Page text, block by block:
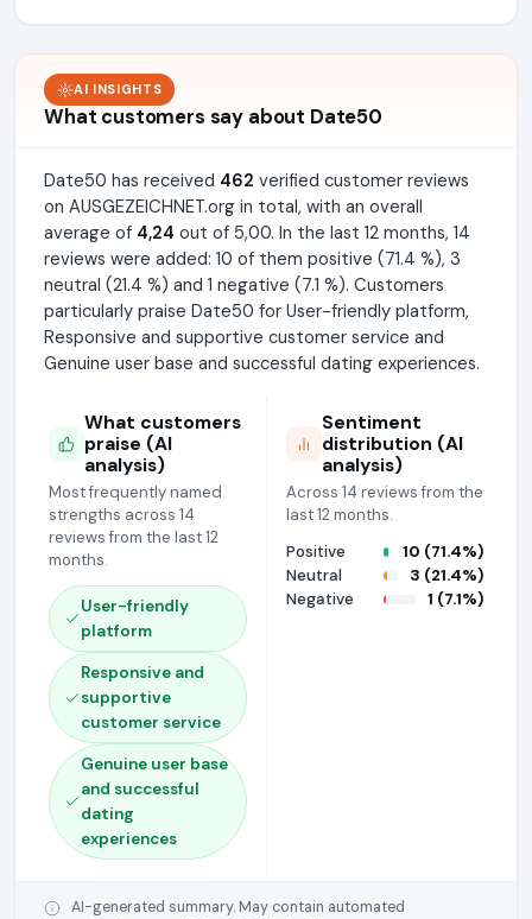
AI INSIGHTS
What customers say about Date50
Date50 has received 462 verified customer reviews
on AUSGEZEICHNET.org in total, with an overall
average of 4,24 out of 5,00. In the last 12 months, 14
reviews were added: 10 of them positive (71.4 %), 3
neutral (21.4 %) and 1 negative (7.1 %). Customers
particularly praise Date50 for User-friendly platform,
Responsive and supportive customer service and
Genuine user base and successful dating experiences.
What customers
praise (AI
analysis)
Most frequently named
strengths across 14
reviews from the last 12
months.
User-friendly
platform
Responsive and
supportive
customer service
Genuine user base
and successful
dating
experiences
Sentiment
distribution (AI
analysis)
Across 14 reviews from the
last 12 months.
Positive
10 (71.4%)
Neutral
3 (21.4%)
Negative
1 (7.1%)
AI-generated summary. May contain automated